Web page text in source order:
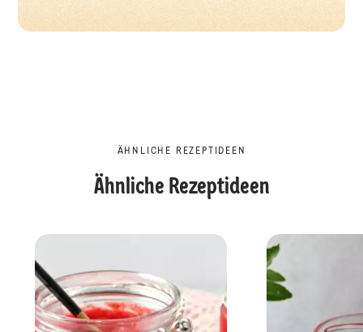
ÄHNLICHE REZEPTIDEEN
Ähnliche Rezeptideen